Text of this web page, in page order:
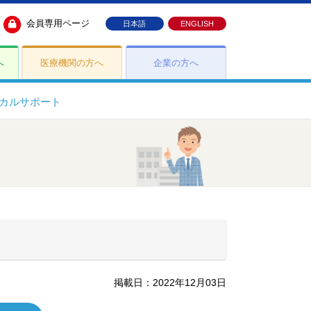
会員専用ページ 日本語 ENGLISH
医療機関の方へ 企業の方へ
ルサポート
掲載日：2022年12月03日